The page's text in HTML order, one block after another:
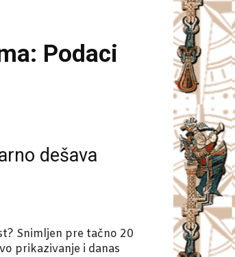
Podaci
dešava
Snimljen pre tačno 20
prikazivanje i danas